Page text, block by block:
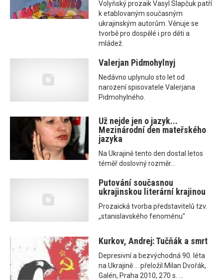
Volyňský prozaik Vasyl Slapčuk patří
k etablovaným současným
ukrajinským autorům. Věnuje se
tvorbě pro dospělé i pro děti a
mládež.
Valerjan Pidmohylnyj
Nedávno uplynulo sto let od
narození spisovatele Valerjana
Pidmohylného.
Už nejde jen o jazyk...
Mezinárodní den mateřského
jazyka
Na Ukrajině tento den dostal letos
téměř doslovný rozměr...
Putování současnou
ukrajinskou literární krajinou
Prozaická tvorba představitelů tzv.
„stanislavského fenoménu"
Kurkov, Andrej: Tučňák a smrt
Depresivní a bezvýchodná 90. léta
na Ukrajině ... přeložil Milan Dvořák,
Galén, Praha 2010, 270 s. ...